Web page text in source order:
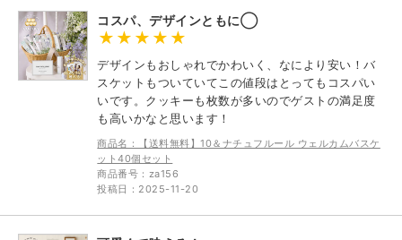
コスパ、デザインともに◯
デザインもおしゃれでかわいく、なにより安い！バ
スケットもついていてこの値段はとってもコスパい
いです。クッキーも枚数が多いのでゲストの満足度
も高いかなと思います！
商品名：【送料無料】10＆ナチュフルール ウェルカムバスケ
ット40個セット
商品番号：za156
投稿日：2025-11-20